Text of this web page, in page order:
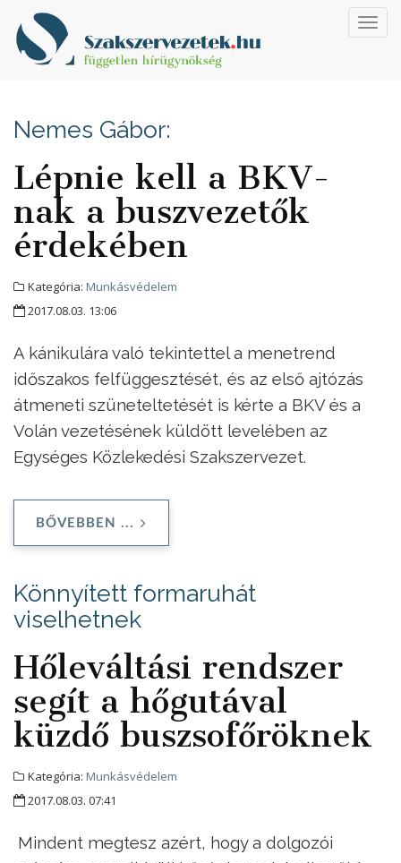
Nemes Gábor:
Lépnie kell a BKV-
nak a buszvezetők
érdekében
Kategória: Munkásvédelem
2017.08.03. 13:06
A kánikulára való tekintettel a menetrend
időszakos felfüggesztését, és az első ajtózás
átmeneti szüneteltetését is kérte a BKV és a
Volán vezetésének küldött levelében az
Egységes Közlekedési Szakszervezet.
BŐVEBBEN ...
Könnyített formaruhát
viselhetnek
Hőleváltási rendszer
segít a hőgutával
küzdő buszsofőröknek
Kategória: Munkásvédelem
2017.08.03. 07:41
Mindent megtesz azért, hogy a dolgozói